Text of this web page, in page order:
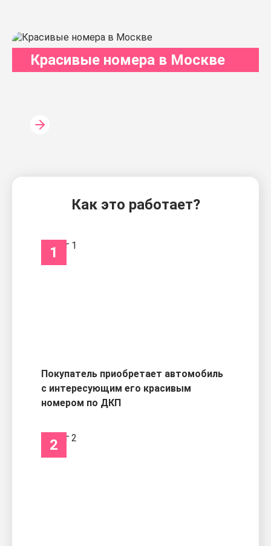
Красивые номера в Москве
Как это работает?
1
Покупатель приобретает автомобиль
с интересующим его красивым
номером по ДКП
2